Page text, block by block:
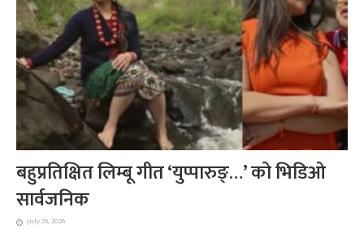
बहुप्रतिक्षित लिम्बू गीत ‘युप्पारुङ्…’ को भिडिओ
सार्वजनिक
July 25, 2026